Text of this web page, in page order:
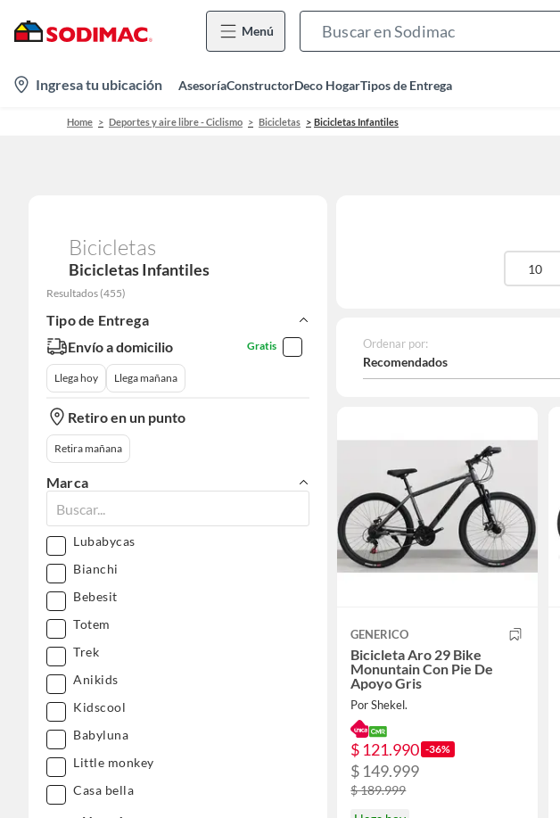
Menú
location-
icon
Ingresa tu ubicación AsesoríaConstructorDeco HogarTipos de Entrega
Home Deportes y aire libre - Ciclismo Bicicletas Bicicletas Infantiles
Bicicletas
Bicicletas Infantiles
Resultados (455)
Tipo de Entrega
Envío a domicilio
Gratis
Llega hoy Llega mañana
Retiro en un punto
Retira mañana
Marca
Lubabycas
Bianchi
Bebesit
Totem
Trek
Anikids
Kidscool
Babyluna
Little monkey
Casa bella
10
Ordenar por:
Recomendados
GENERICO
Bicicleta Aro 29 Bike
Monuntain Con Pie De
Apoyo Gris
Por Shekel.
$ 121.990 -36%
$ 149.999
$ 189.999